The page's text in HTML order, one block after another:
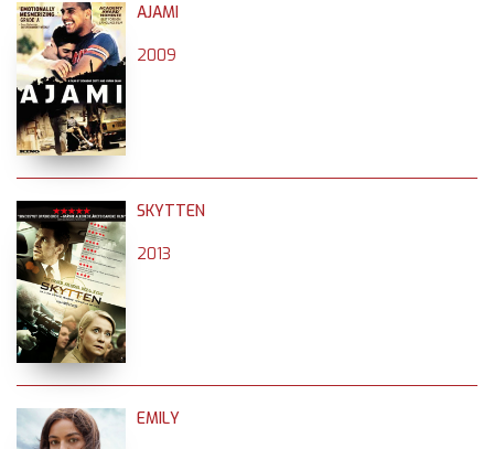
AJAMI
2009
SKYTTEN
2013
EMILY